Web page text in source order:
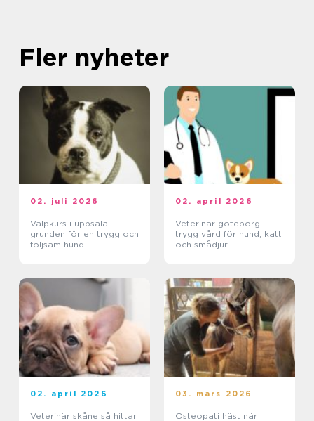
Fler nyheter
02. juli 2026
Valpkurs i uppsala
grunden för en trygg och
följsam hund
02. april 2026
Veterinär göteborg
trygg vård för hund, katt
och smådjur
02. april 2026
Veterinär skåne så hittar
03. mars 2026
Osteopati häst när